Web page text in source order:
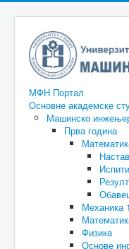
МФН Портал
Основне академске
Машинско
Прва година
Механика
Физика
Основе